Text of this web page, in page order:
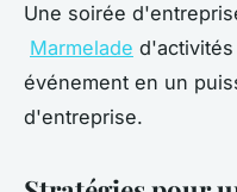
Une soirée
Marmelade
événement en un
d'entreprise.